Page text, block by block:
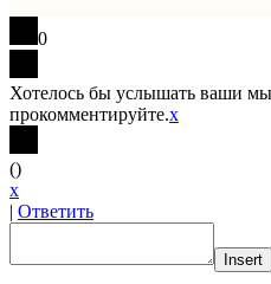
0
Хотелось бы услышать ваши
прокомментируйте.x
()
x
| Ответить
Insert